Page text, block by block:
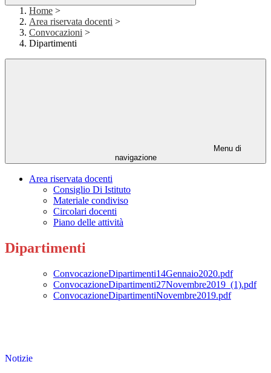
Home >
Area riservata docenti >
Convocazioni >
Dipartimenti
Menu di
navigazione
Area riservata docenti
Consiglio Di Istituto
Materiale condiviso
Circolari docenti
Piano delle attività
Dipartimenti
ConvocazioneDipartimenti14Gennaio2020.pdf
ConvocazioneDipartimenti27Novembre2019_(1).pdf
ConvocazioneDipartimentiNovembre2019.pdf
Notizie